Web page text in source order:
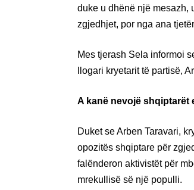
duke u dhënë një mesazh,
zgjedhjet, por nga ana
Mes tjerash Sela informoi
llogari kryetarit të partisë,
A kanë nevojë shqiptarët
Duket se Arben Taravari,
opozitës shqiptare për
falënderon aktivistët për
mrekullisë së një populli.